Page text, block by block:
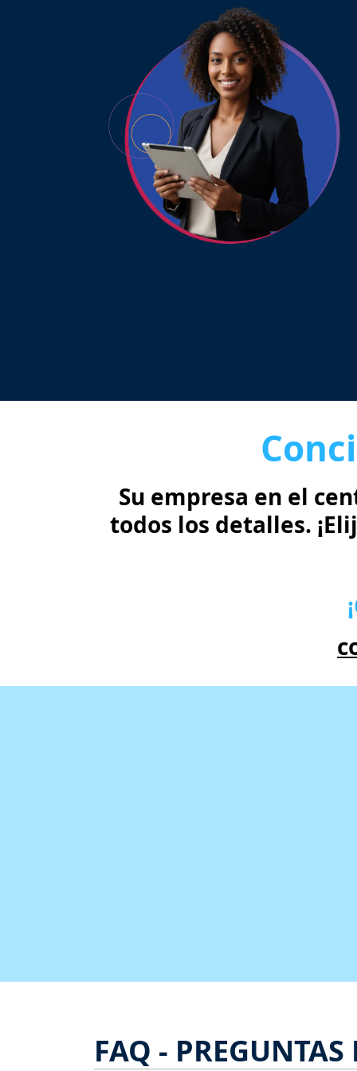
Su empresa en el
todos los detalles.
FAQ - PREGUNTAS